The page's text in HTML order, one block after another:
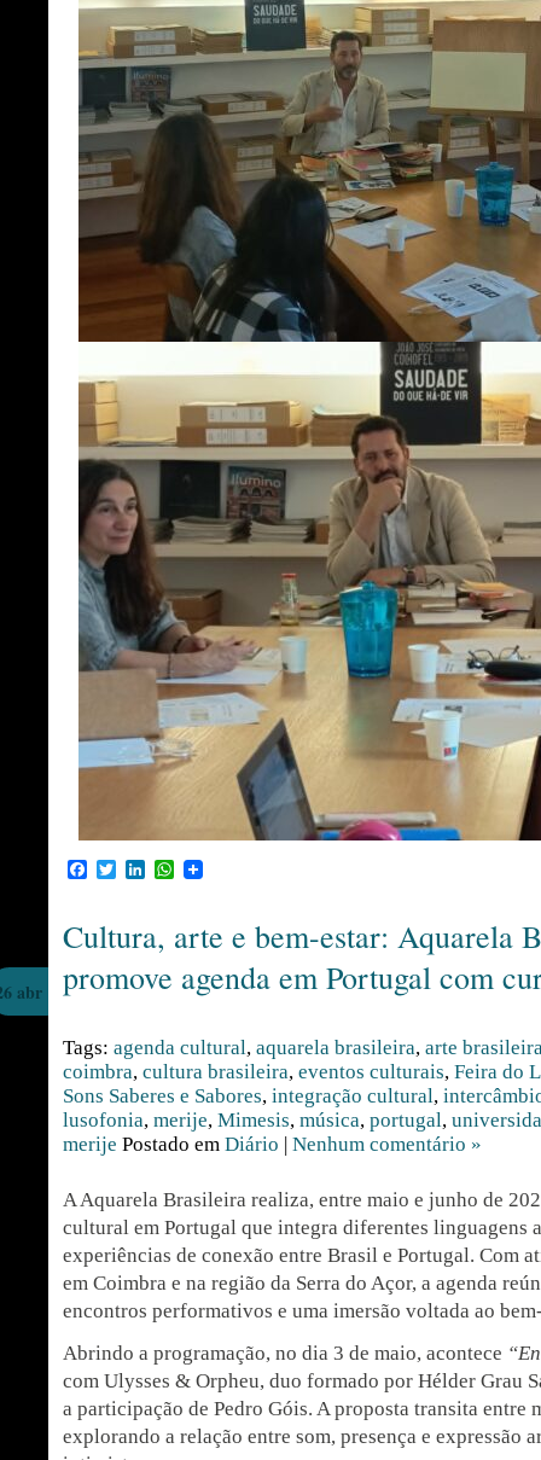
Facebook
TwitterLinkedInWhatsApp
Cultura, arte e bem-estar: Aquarela
promove agenda em Portugal com
abr
Tags: agenda cultural, aquarela brasileira, arte
coimbra, cultura brasileira, eventos culturais, Feira do
Sons Saberes e Sabores, integração cultural,
lusofonia, merije, Mimesis, música, portugal,
merije Postado em Diário | Nenhum comentário »
A Aquarela Brasileira realiza, entre maio e junho de
cultural em Portugal que integra diferentes linguagens
experiências de conexão entre Brasil e Portugal. Com
em Coimbra e na região da Serra do Açor, a agenda
encontros performativos e uma imersão voltada ao
Abrindo a programação, no dia 3 de maio, acontece
com Ulysses & Orpheu, duo formado por Hélder Grau
a participação de Pedro Góis. A proposta transita entre
explorando a relação entre som, presença e expressão